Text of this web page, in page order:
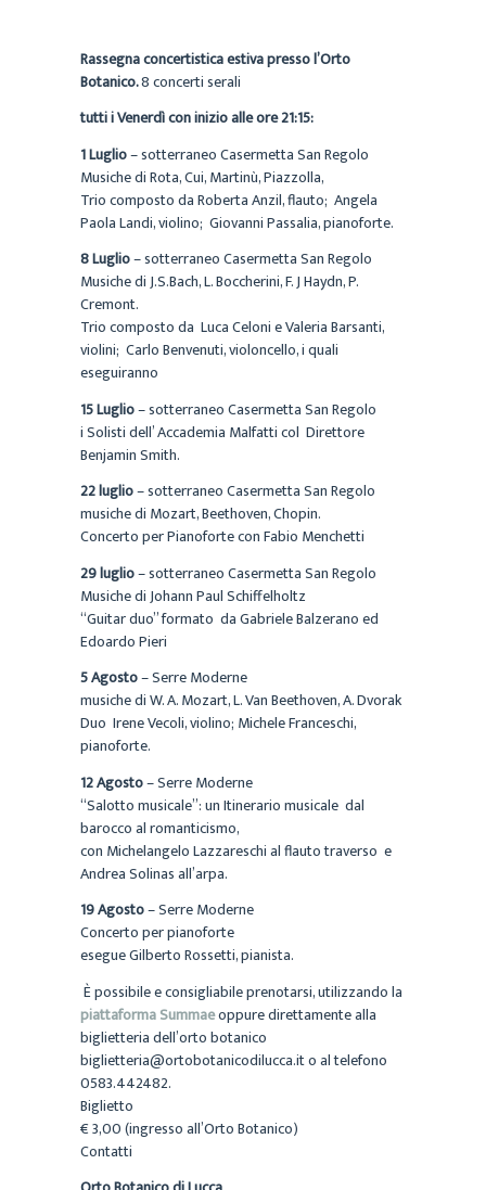
Rassegna concertistica estiva presso l’Orto
Botanico.8 concerti serali
tutti i Venerdì con inizio alle ore 21:15:
1 Luglio– sotterraneo Casermetta San Regolo
Musiche di Rota, Cui, Martinù, Piazzolla,
Trio composto da Roberta Anzil, flauto; Angela
Paola Landi, violino; Giovanni Passalia, pianoforte.
8 Luglio– sotterraneo Casermetta San Regolo
Musiche di J.S.Bach, L. Boccherini, F. J Haydn, P.
Cremont.
Trio composto da Luca Celoni e Valeria Barsanti,
violini; Carlo Benvenuti, violoncello, i quali
eseguiranno
15 Luglio– sotterraneo Casermetta San Regolo
i Solisti dell’ Accademia Malfatti col Direttore
Benjamin Smith.
22 luglio– sotterraneo Casermetta San Regolo
musiche di Mozart, Beethoven, Chopin.
Concerto per Pianoforte con Fabio Menchetti
29 luglio– sotterraneo Casermetta San Regolo
Musiche di Johann Paul Schiffelholtz
“Guitar duo” formato da Gabriele Balzerano ed
Edoardo Pieri
5 Agosto– Serre Moderne
musiche di W. A. Mozart, L. Van Beethoven, A. Dvorak
Duo Irene Vecoli, violino; Michele Franceschi,
pianoforte.
12 Agosto– Serre Moderne
“Salotto musicale”: un Itinerario musicale dal
barocco al romanticismo,
con Michelangelo Lazzareschi al flauto traverso e
Andrea Solinas all’arpa.
19 Agosto– Serre Moderne
Concerto per pianoforte
esegue Gilberto Rossetti, pianista.
È possibile e consigliabile prenotarsi, utilizzando la
piattaforma Summaeoppure direttamente alla
biglietteria dell’orto botanico
biglietteria@ortobotanicodilucca.it o al telefono
0583.442482.
Biglietto
€ 3,00 (ingresso all’Orto Botanico)
Contatti